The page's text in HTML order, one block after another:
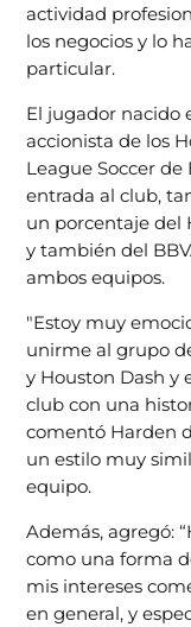
actividad
los negocios y lo
particular.
El jugador nacido
accionista de los
League Soccer de
entrada al club,
un porcentaje del
y también del
ambos equipos.
"Estoy muy
unirme al grupo
y Houston Dash y
club con una
comentó Harden
un estilo muy
equipo.
Además, agregó:
como una forma
mis intereses
en general, y